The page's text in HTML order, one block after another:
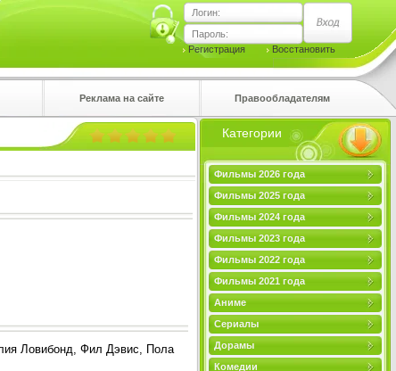
Логин:
Пароль:
Регистрация
Восстановить
Реклама на сайте Правообладателям
Категории
Фильмы 2026 года
Фильмы 2025 года
Фильмы 2024 года
Фильмы 2023 года
Фильмы 2022 года
Фильмы 2021 года
Аниме
Сериалы
Дорамы
Комедии
Ловибонд, Фил Дэвис, Пола